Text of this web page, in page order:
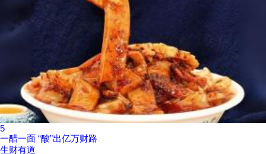
5
一醋一面 “酸”出亿万财路
生财有道